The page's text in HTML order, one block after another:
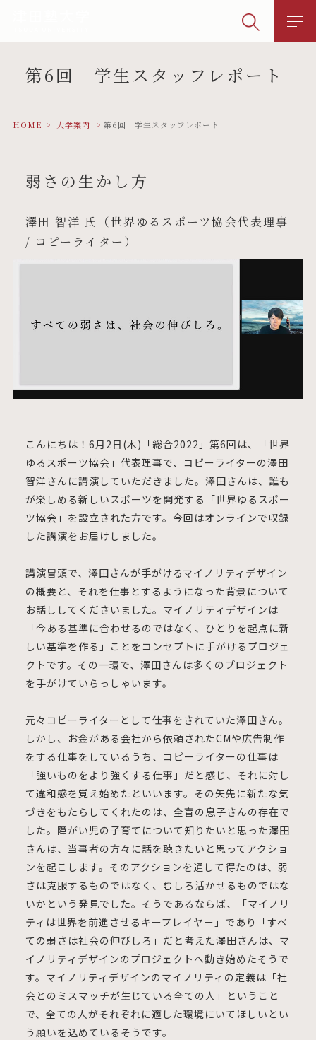
第6回 学生スタッフレポート
HOME 大学案内 第6回 学生スタッフレポート
弱さの生かし方
澤田 智洋 氏（世界ゆるスポーツ協会代表理事
/ コピーライター）
こんにちは！6月2日(木)「総合2022」第6回は、「世界
ゆるスポーツ協会」代表理事で、コピーライターの澤田
智洋さんに講演していただきました。澤田さんは、誰も
が楽しめる新しいスポーツを開発する「世界ゆるスポー
ツ協会」を設立された方です。今回はオンラインで収録
した講演をお届けしました。
講演冒頭で、澤田さんが手がけるマイノリティデザイン
の概要と、それを仕事とするようになった背景について
お話ししてくださいました。マイノリティデザインは
「今ある基準に合わせるのではなく、ひとりを起点に新
しい基準を作る」ことをコンセプトに手がけるプロジェ
クトです。その一環で、澤田さんは多くのプロジェクト
を手がけていらっしゃいます。
元々コピーライターとして仕事をされていた澤田さん。
しかし、お金がある会社から依頼されたCMや広告制作
をする仕事をしているうち、コピーライターの仕事は
「強いものをより強くする仕事」だと感じ、それに対し
て違和感を覚え始めたといいます。その矢先に新たな気
づきをもたらしてくれたのは、全盲の息子さんの存在で
した。障がい児の子育てについて知りたいと思った澤田
さんは、当事者の方々に話を聴きたいと思ってアクショ
ンを起こします。そのアクションを通して得たのは、弱
さは克服するものではなく、むしろ活かせるものではな
いかという発見でした。そうであるならば、「マイノリ
ティは世界を前進させるキープレイヤー」であり「すべ
ての弱さは社会の伸びしろ」だと考えた澤田さんは、マ
イノリティデザインのプロジェクトへ動き始めたそうで
す。マイノリティデザインのマイノリティの定義は「社
会とのミスマッチが生じている全ての人」ということ
で、全ての人がそれぞれに適した環境にいてほしいとい
う願いを込めているそうです。